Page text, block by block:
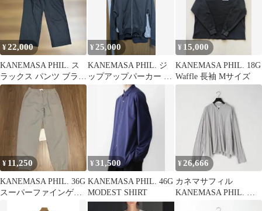
¥22,000
KANEMASA PHIL. ス
ラックス パンツ ブラウ
ンM
¥25,000
KANEMASA PHIL. ジ
ップアップパーカー ブ
¥ 15,000
KANEMASA PHIL. 18G
Waffle 長袖 Mサイズ
¥ 11,250
KANEMASA PHIL. 36G
スーパーファインゲー
¥31,500
KANEMASA PHIL. 46G
MODEST SHIRT
¥26,666
カネマサフィル
KANEMASA PHIL. シ